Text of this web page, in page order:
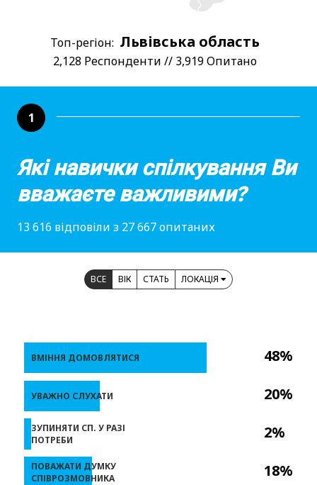
Топ-регіон: Львівська область
2,128 Респонденти // 3,919 Опитано
1
Які навички спілкування Ви
вважаєте важливими?
13 616 відповіли з 27 667 опитаних
ВСЕ ВІК СТАТЬ ЛОКАЦІЯ
48%
20%
2%
18%
ВМІННЯ ДОМОВЛЯТИСЯ
УВАЖНО СЛУХАТИ
ЗУПИНЯТИ СП. У РАЗІ
ПОТРЕБИ
ПОВАЖАТИ ДУМКУ
СПІВРОЗМОВНИКА